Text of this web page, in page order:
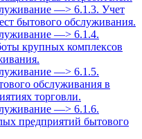
—> 6.1.3. Учет
бытового обслуживания.
—> 6.1.4.
крупных комплексов
—> 6.1.5.
обслуживания в
торговли.
—> 6.1.6.
предприятий бытового